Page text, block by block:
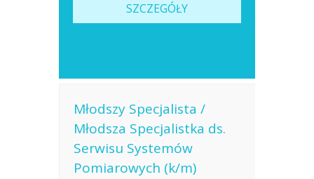
SZCZEGÓŁY
Młodszy Specjalista /
Młodsza Specjalistka ds.
Serwisu Systemów
Pomiarowych (k/m)